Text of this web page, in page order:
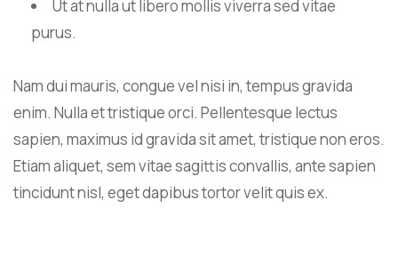
Ut at nulla ut libero mollis viverra sed vitae
purus.
Nam dui mauris, congue vel nisi in, tempus gravida
enim. Nulla et tristique orci. Pellentesque lectus
sapien, maximus id gravida sit amet, tristique non eros.
Etiam aliquet, sem vitae sagittis convallis, ante sapien
tincidunt nisl, eget dapibus tortor velit quis ex.